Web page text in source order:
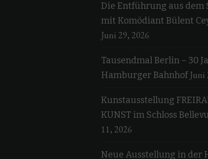
Die Entführung aus dem
mit Komödiant Bülent
Juni 29, 2026
Tausendmal Berlin – 30
Hamburger Bahnhof Juni
Kunstausstellung
KUNST im Schloss
11, 2026
Neue Ausstellung in der